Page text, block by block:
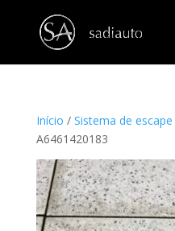
Início / Sistema de escape
A6461420183